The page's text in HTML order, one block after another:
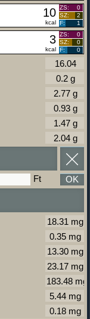
10
kcal
ZS:
0
SZ:
2
F:
1
3
kcal
ZS:
0
SZ:
0
F:
0
Ft OK